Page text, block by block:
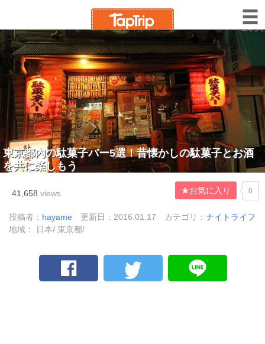
東京都内の駄菓子バー5選！昔懐かしの駄菓子とお酒
を共に楽しもう
41,658 views ★お気に入り 0
投稿者： hayame 更新日：2016.01.17 カテゴリ： ナイトライフ
地域： 日本/ 東京都/